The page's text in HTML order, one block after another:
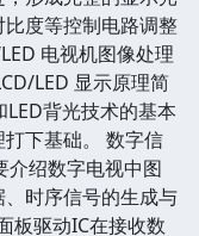
度等控制电路调整
电视机图像处理
LED 显示原理简
背光技术的基本
下基础。 数字信
介绍数字电视中图
时序信号的生成与
板驱动IC在接收数